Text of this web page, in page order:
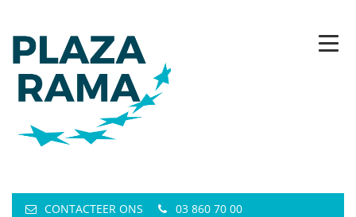
CONTACTEER ONS 03 860 70 00